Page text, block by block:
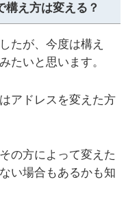
構え方は変える？
たが、今度は構え
たいと思います。
アドレスを変えた方
の方によって変えた
い場合もあるかも知